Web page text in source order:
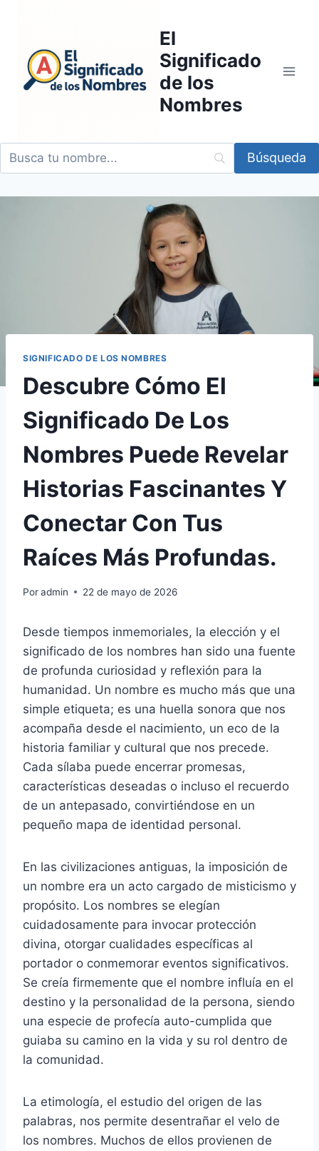
contenido
El
Significado
de los
Nombres
SIGNIFICADO DE LOS NOMBRES
Descubre Cómo El
Significado De Los
Nombres Puede Revelar
Historias Fascinantes Y
Conectar Con Tus
Raíces Más Profundas.
Poradmin 22 de mayo de 2026
Desde tiempos inmemoriales, la elección y el
significado de los nombres han sido una fuente
de profunda curiosidad y reflexión para la
humanidad. Un nombre es mucho más que una
simple etiqueta; es una huella sonora que nos
acompaña desde el nacimiento, un eco de la
historia familiar y cultural que nos precede.
Cada sílaba puede encerrar promesas,
características deseadas o incluso el recuerdo
de un antepasado, convirtiéndose en un
pequeño mapa de identidad personal.
En las civilizaciones antiguas, la imposición de
un nombre era un acto cargado de misticismo y
propósito. Los nombres se elegían
cuidadosamente para invocar protección
divina, otorgar cualidades específicas al
portador o conmemorar eventos significativos.
Se creía firmemente que el nombre influía en el
destino y la personalidad de la persona, siendo
una especie de profecía auto-cumplida que
guiaba su camino en la vida y su rol dentro de
la comunidad.
La etimología, el estudio del origen de las
palabras, nos permite desentrañar el velo de
los nombres. Muchos de ellos provienen de